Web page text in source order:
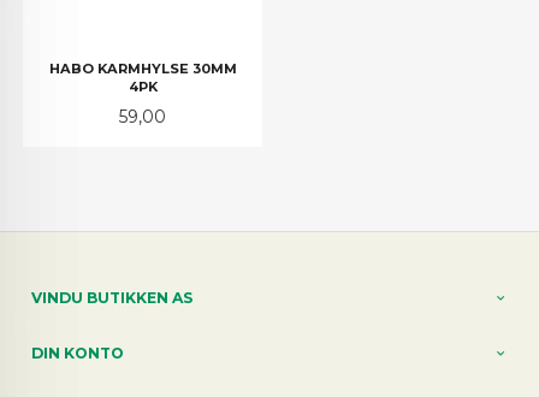
HABO KARMHYLSE 30MM
4PK
Pris
59,00
VINDU BUTIKKEN AS
DIN KONTO